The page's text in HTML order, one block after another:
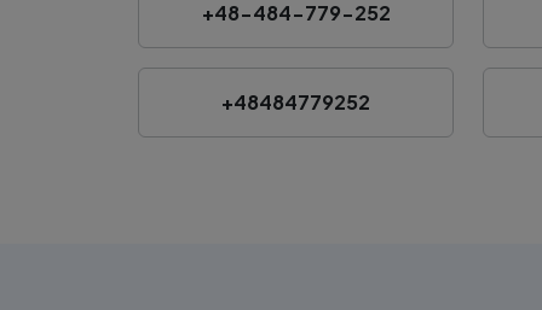
+48-484-779-252
+48484779252